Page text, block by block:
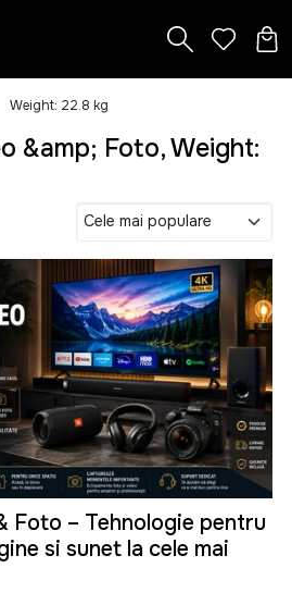
Weight: 22.8 kg
&amp; Foto, Weight:
Foto – Tehnologie pentru
si sunet la cele mai